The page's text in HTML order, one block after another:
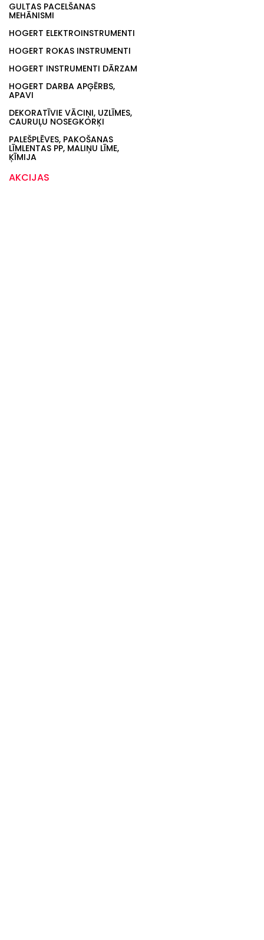
GULTAS PACELŠANAS
MEHĀNISMI
HOGERT ELEKTROINSTRUMENTI
HOGERT ROKAS INSTRUMENTI
HOGERT INSTRUMENTI DĀRZAM
HOGERT DARBA APĢĒRBS,
APAVI
DEKORATĪVIE VĀCIŅI, UZLĪMES,
CAURUĻU NOSEGKORĶI
PALEŠPLĒVES, PAKOŠANAS
LĪMLENTAS PP, MALIŅU LĪME,
ĶĪMIJA
AKCIJAS